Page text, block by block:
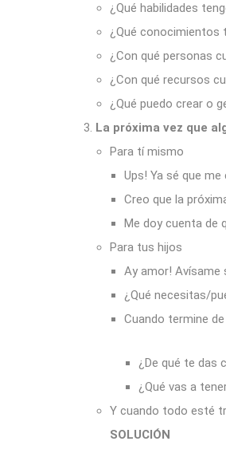
¿Qué habilidades
¿Qué conocimientos
¿Con qué personas
¿Con qué recursos
¿Qué puedo crear o
La próxima vez que
Para tí mismo
Ups! Ya sé que me
Creo que la
Me doy cuenta de
Para tus hijos
Ay amor! Avísame
¿Qué necesitas/
Cuando termine
¿De qué te das
¿Qué vas a
Y cuando todo esté
SOLUCIÓN